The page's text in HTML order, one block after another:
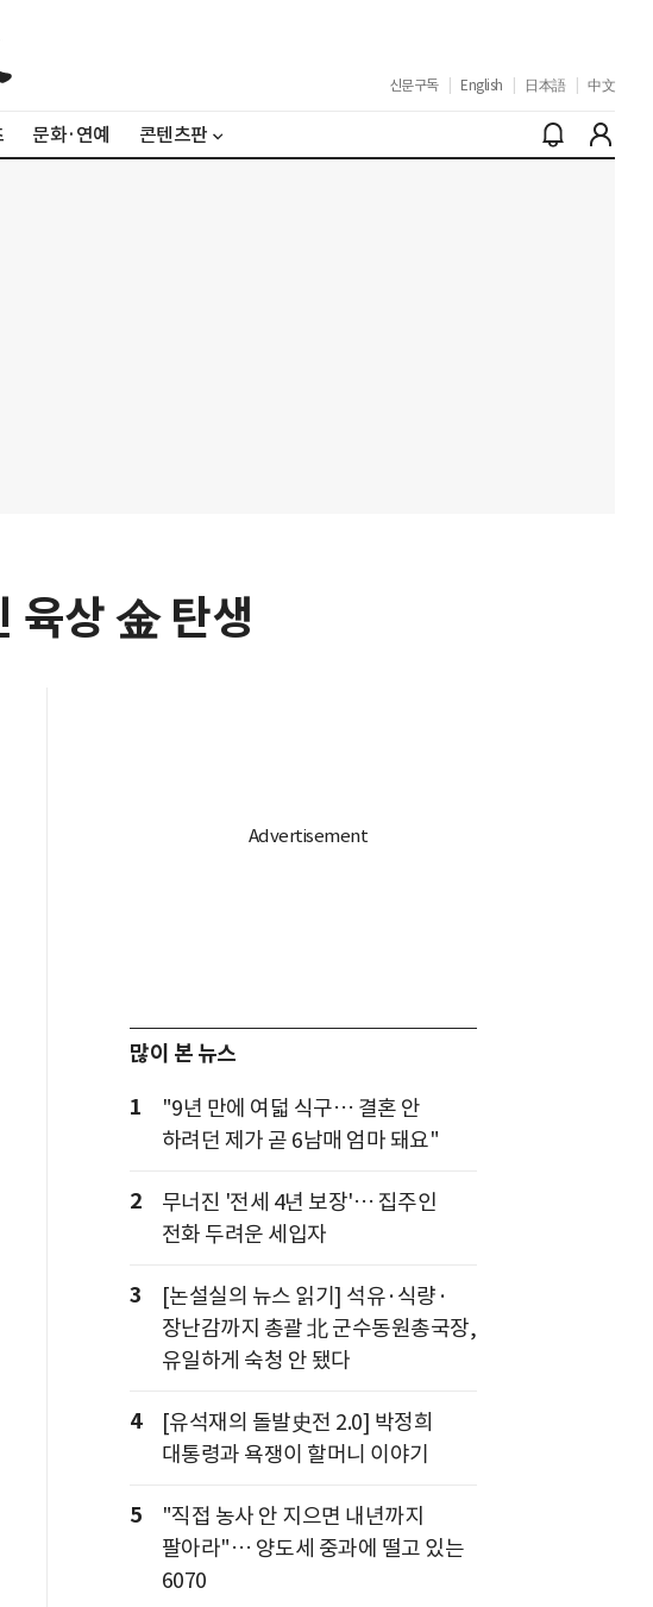
신문구독 English 日本語 中文
문화·연예 콘텐츠판
육상 金 탄생
많이 본 뉴스
1
"9년 만에 여덟 식구… 결혼 안
하려던 제가 곧 6남매 엄마 돼요"
2
무너진 '전세 4년 보장'… 집주인
전화 두려운 세입자
3
[논설실의 뉴스 읽기] 석유·식량·
장난감까지 총괄 北 군수동원총국장,
유일하게 숙청 안 됐다
4
[유석재의 돌발史전 2.0] 박정희
대통령과 욕쟁이 할머니 이야기
5
"직접 농사 안 지으면 내년까지
팔아라"… 양도세 중과에 떨고 있는
6070